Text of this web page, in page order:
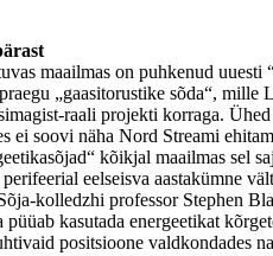
maailmas on puhkenud
„gaasitorustike sõda“,
raali projekti korraga.
ei soovi näha Nord Streami
kõikjal maailmas
eelseisva aastakümne
kolledzhi professor Stephen
kasutada energeetikat
positsioone valdkondades